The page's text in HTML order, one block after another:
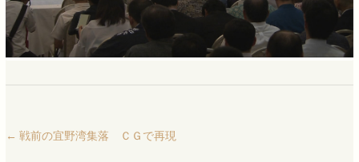
← 戦前の宜野湾集落 ＣＧで再現